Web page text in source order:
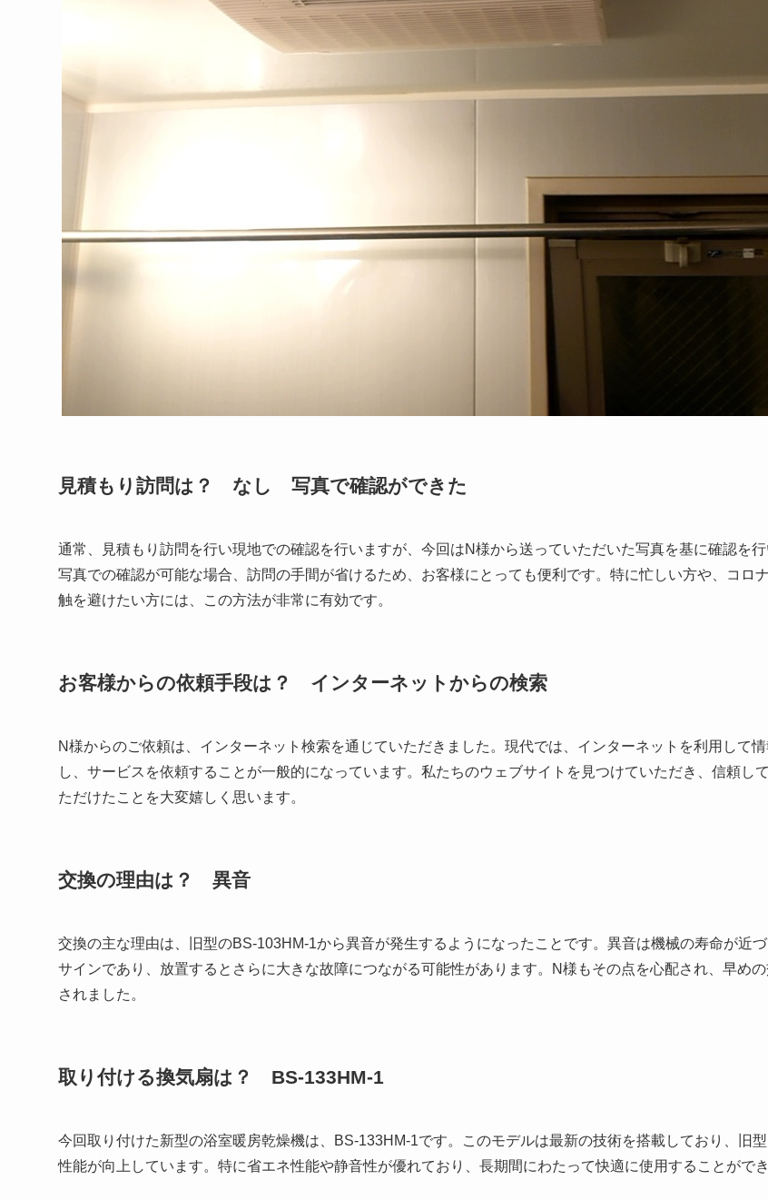
見積もり訪問は？ なし 写真で確認ができた
通常、見積もり訪問を行い現地での確認を行いますが、今回はN様から送っていただいた写真を基に確認を行
写真での確認が可能な場合、訪問の手間が省けるため、お客様にとっても便利です。特に忙しい方や、コロ
触を避けたい方には、この方法が非常に有効です。
お客様からの依頼手段は？ インターネットからの検索
N様からのご依頼は、インターネット検索を通じていただきました。現代では、インターネットを利用して
し、サービスを依頼することが一般的になっています。私たちのウェブサイトを見つけていただき、信頼し
ただけたことを大変嬉しく思います。
交換の理由は？ 異音
交換の主な理由は、旧型のBS-103HM-1から異音が発生するようになったことです。異音は機械の寿命が近
サインであり、放置するとさらに大きな故障につながる可能性があります。N様もその点を心配され、早め
されました。
取り付ける換気扇は？ BS-133HM-1
今回取り付けた新型の浴室暖房乾燥機は、BS-133HM-1です。このモデルは最新の技術を搭載しており、旧
性能が向上しています。特に省エネ性能や静音性が優れており、長期間にわたって快適に使用することができ